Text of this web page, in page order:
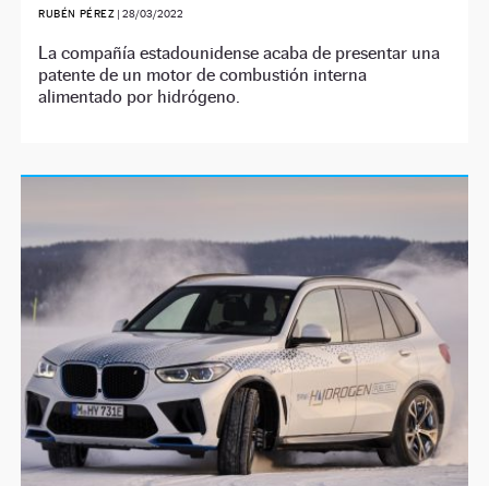
RUBÉN PÉREZ |28/03/2022
La compañía estadounidense acaba de presentar una
patente de un motor de combustión interna
alimentado por hidrógeno.